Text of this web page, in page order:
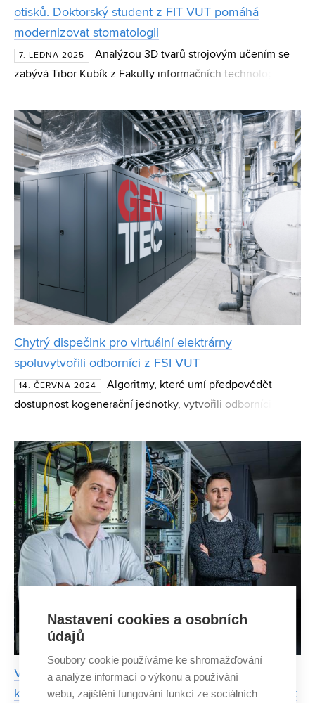
otisků. Doktorský student z FIT VUT pomáhá
modernizovat stomatologii
7. LEDNA 2025
Analýzou 3D tvarů strojovým učením se
zabývá Tibor Kubík z Fakulty informačních technologií
věnuje oblasti analýzy medicínských dat a konkrétně
Chytrý dispečink pro virtuální elektrárny
spoluvytvořili odborníci z FSI VUT
14. ČERVNA 2024
Algoritmy, které umí předpovědět
dostupnost kogenerační jednotky, vytvořili odborníci z
společností KARLA a týmem z GENTEC CHP pak v rámci
TAČR proj
Vědci z FEKT VUT se spolupodílí na vývoji chytré
křižovatky. Ta by mohla zefektivnit dopravu a zajistit
Nastavení cookies a osobních
údajů
Soubory cookie používáme ke shromažďování
a analýze informací o výkonu a používání
webu, zajištění fungování funkcí ze sociálních